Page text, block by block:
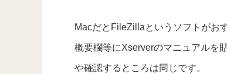
MacだとFileZillaというソフトがお
概要欄等にXserverのマニュアルを
や確認するところは同じです。